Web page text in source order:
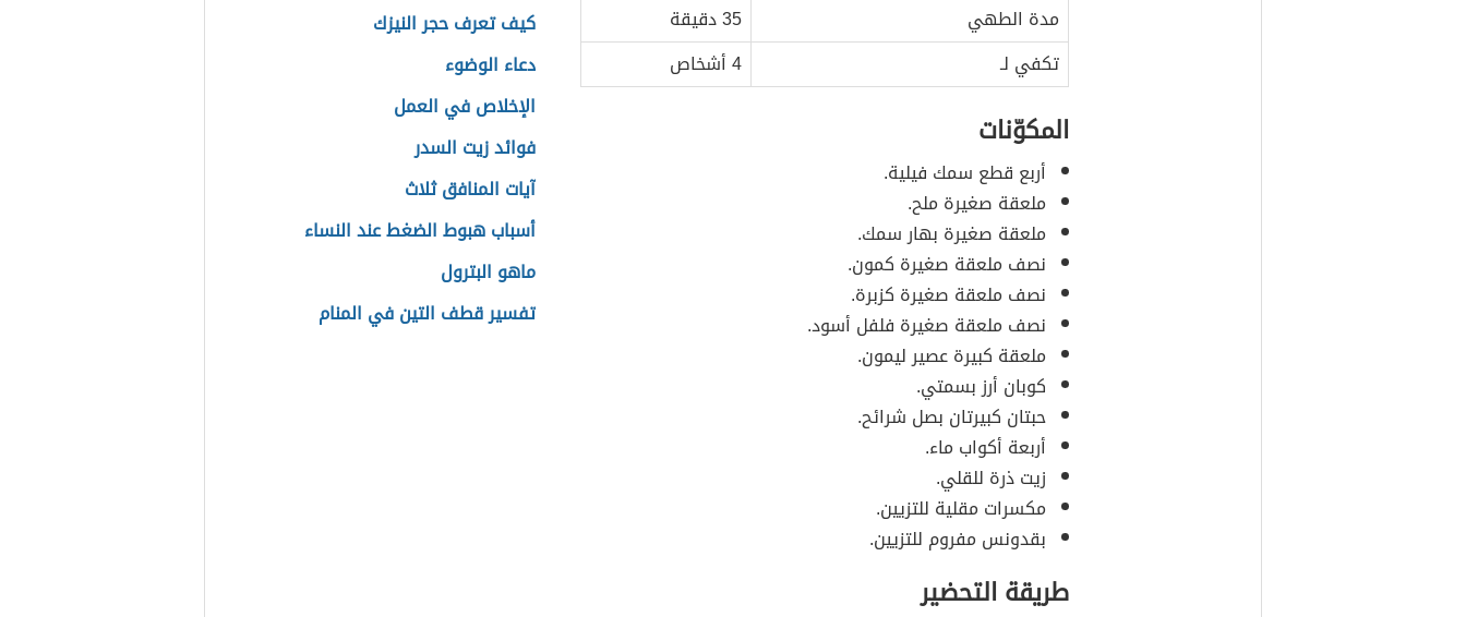
مدة الطهي
35 دقيقة
تكفي لـ
4 أشخاص
المكوّنات
أربع قطع سمك فيلية.
ملعقة صغيرة ملح.
ملعقة صغيرة بهار سمك.
نصف ملعقة صغيرة كمون.
نصف ملعقة صغيرة كزبرة.
نصف ملعقة صغيرة فلفل أسود.
ملعقة كبيرة عصير ليمون.
كوبان أرز بسمتي.
حبتان كبيرتان بصل شرائح.
أربعة أكواب ماء.
زيت ذرة للقلي.
مكسرات مقلية للتزيين.
بقدونس مفروم للتزيين.
طريقة التحضير
كيف تعرف حجر النيزك
دعاء الوضوء
الإخلاص في العمل
فوائد زيت السدر
آيات المنافق ثلاث
أسباب هبوط الضغط عند النساء
ماهو البترول
تفسير قطف التين في المنام